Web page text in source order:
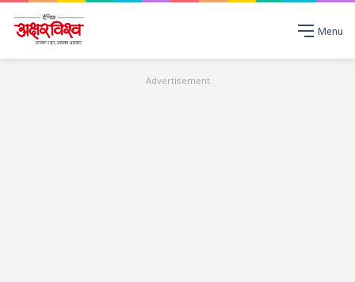
Menu
Advertisement